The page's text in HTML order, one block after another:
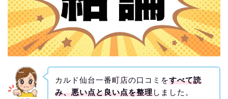
カルド仙台一番町店の口コミをすべて読
み、悪い点と良い点を整理しました。